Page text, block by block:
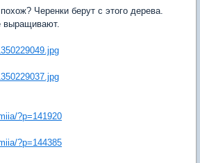
Черенки берут с этого дерева.
выращивают.
?p=141920
?p=144385